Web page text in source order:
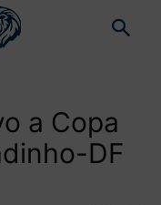
a Copa
DF